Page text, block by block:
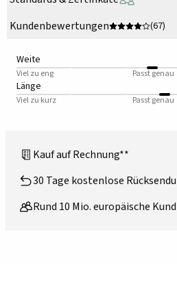
Kundenbewertungen
(67)
Weite
Viel zu eng Passt genau
Länge
Viel zu kurz Passt genau
Kauf auf Rechnung**
30 Tage kostenlose
Rund 10 Mio. europäische